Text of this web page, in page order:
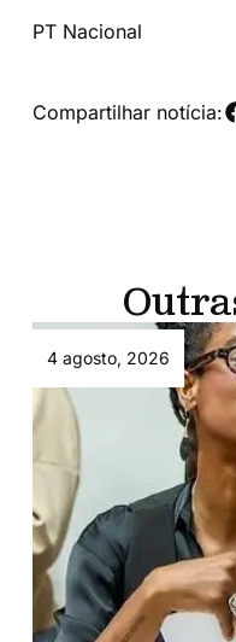
PT Nacional
Compartilhar notícia:
4 agosto, 2026